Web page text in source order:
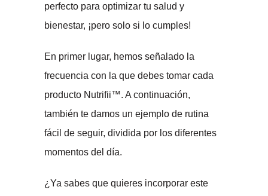
perfecto para optimizar tu salud y
bienestar, ¡pero solo si lo cumples!
En primer lugar, hemos señalado la
frecuencia con la que debes tomar cada
producto Nutrifii™. A continuación,
también te damos un ejemplo de rutina
fácil de seguir, dividida por los diferentes
momentos del día.
¿Ya sabes que quieres incorporar este